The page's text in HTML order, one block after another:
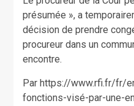
présumée », a
décision de prendre
procureur dans un
encontre.
Par https://www.rfi.fr/fr/
fonctions-visé-par-une-